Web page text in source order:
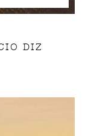
DIZ